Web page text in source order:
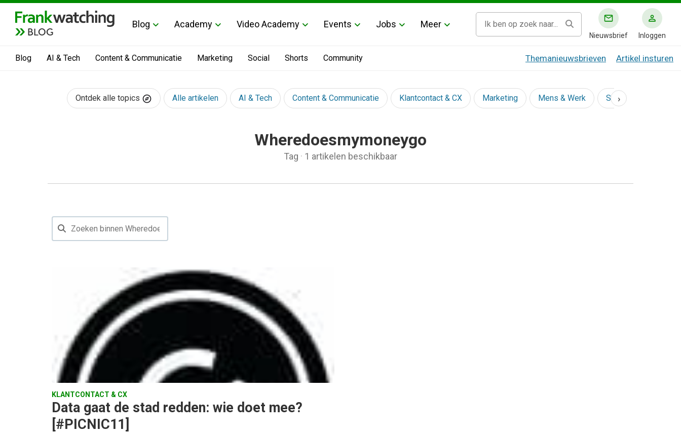
BLOG
Blog Academy Video Academy Events Jobs Meer
Nieuwsbrief Inloggen
Blog AI & Tech Content & Communicatie Marketing Social Shorts Community Themanieuwsbrieven Artikel insturen
Ontdek alle topics Alle artikelen AI & Tech Content & Communicatie Klantcontact & CX Marketing Mens & Werk Social
›
Wheredoesmymoneygo
Tag · 1 artikelen beschikbaar
KLANTCONTACT & CX
Data gaat de stad redden: wie doet mee?
[#PICNIC11]